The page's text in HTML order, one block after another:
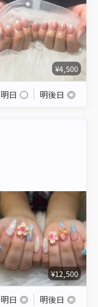
¥4,500
明日 ◯ 明後日 ◎
¥12,500
明日 ◎ 明後日 ◎